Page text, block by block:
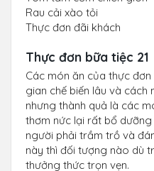
Rau cải xào tỏi
Thực đơn đãi khách
Thực đơn bữa tiệc 21
Các món ăn của thực
gian chế biến lâu và cách
nhưng thành quả là các
thơm nức lại rất bổ dưỡng
người phải trầm trồ và
này thì đối tượng nào dù
thưởng thức trọn vẹn.